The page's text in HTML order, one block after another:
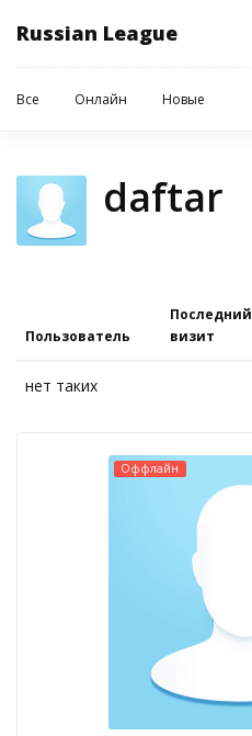
Russian League
Все Онлайн Новые
daftar
Пользователь
Последний
визит
нет таких
Оффлайн